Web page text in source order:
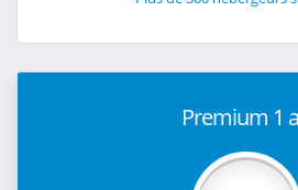
Premium 1